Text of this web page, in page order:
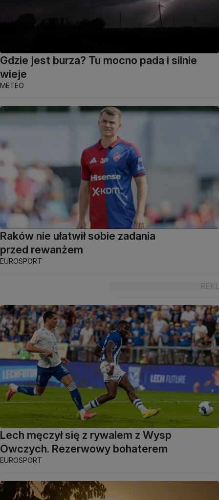
Gdzie jest burza? Tu mocno pada i silnie
wieje
METEO
Raków nie ułatwił sobie zadania
przed rewanżem
EUROSPORT
Lech męczył się z rywalem z Wysp
Owczych. Rezerwowy bohaterem
EUROSPORT